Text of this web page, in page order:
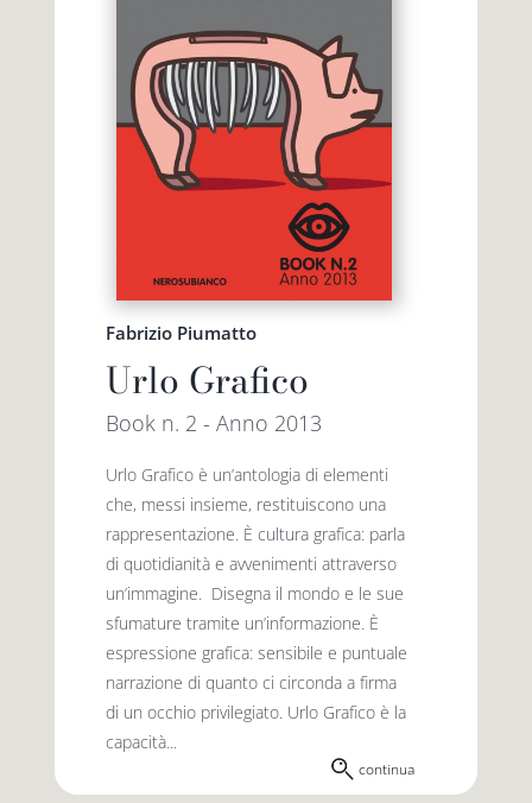
Fabrizio Piumatto
Urlo Grafico
Book n. 2 - Anno 2013
Urlo Grafico è un’antologia di elementi
che, messi insieme, restituiscono una
rappresentazione. È cultura grafica: parla
di quotidianità e avvenimenti attraverso
un’immagine. Disegna il mondo e le sue
sfumature tramite un’informazione. È
espressione grafica: sensibile e puntuale
narrazione di quanto ci circonda a firma
di un occhio privilegiato. Urlo Grafico è la
capacità...
continua